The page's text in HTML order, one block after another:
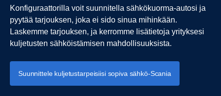
Konfiguraattorilla voit suunnitella sähkökuorma-autosi ja
pyytää tarjouksen, joka ei sido sinua mihinkään.
Laskemme tarjouksen, ja kerromme lisätietoja yrityksesi
kuljetusten sähköistämisen mahdollisuuksista.
Suunnittele kuljetustarpeisiisi sopiva sähkö-Scania